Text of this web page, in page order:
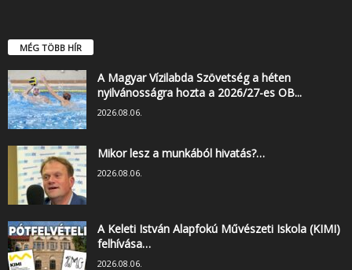
MÉG TÖBB HÍR
A Magyar Vízilabda Szövetség a héten
nyilvánosságra hozta a 2026/27-es OB...
2026.08.06.
Mikor lesz a munkából hivatás?…
2026.08.06.
A Keleti István Alapfokú Művészeti Iskola (KIMI)
felhívása…
2026.08.06.